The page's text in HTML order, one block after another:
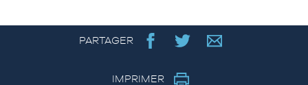
PARTAGER
IMPRIMER